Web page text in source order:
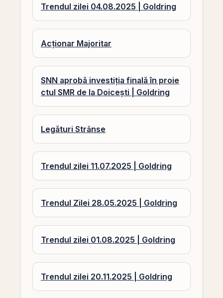
Trendul zilei 04.08.2025 | Goldring
Acționar Majoritar
SNN aprobă investiția finală în proie
ctul SMR de la Doicești | Goldring
Legături Strânse
Trendul zilei 11.07.2025 | Goldring
Trendul Zilei 28.05.2025 | Goldring
Trendul zilei 01.08.2025 | Goldring
Trendul zilei 20.11.2025 | Goldring